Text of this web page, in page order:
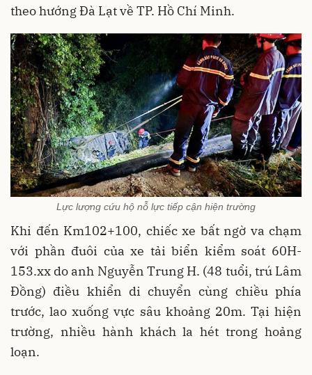
theo hướng Đà Lạt về TP. Hồ Chí Minh.
Lực lượng cứu hộ nỗ lực tiếp cận hiện trường
Khi đến Km102+100, chiếc xe bất ngờ va chạm
với phần đuôi của xe tải biển kiểm soát 60H-
153.xx do anh Nguyễn Trung H. (48 tuổi, trú Lâm
Đồng) điều khiển di chuyển cùng chiều phía
trước, lao xuống vực sâu khoảng 20m. Tại hiện
trường, nhiều hành khách la hét trong hoảng
loạn.